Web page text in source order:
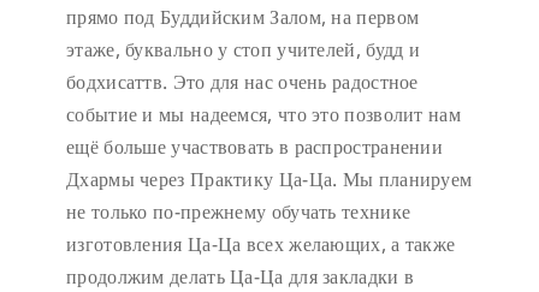
прямо под Буддийским Залом, на первом
этаже, буквально у стоп учителей, будд и
бодхисаттв. Это для нас очень радостное
событие и мы надеемся, что это позволит нам
ещё больше участвовать в распространении
Дхармы через Практику Ца-Ца. Мы планируем
не только по-прежнему обучать технике
изготовления Ца-Ца всех желающих, а также
продолжим делать Ца-Ца для закладки в